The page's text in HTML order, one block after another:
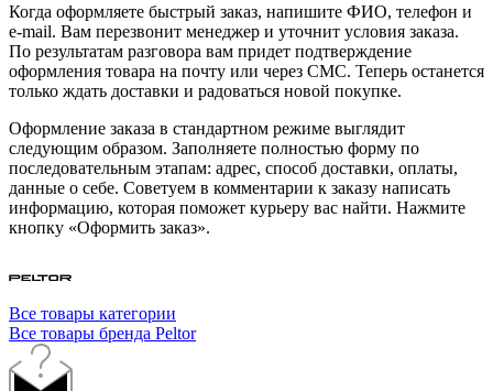
Когда оформляете быстрый заказ, напишите ФИО, телефон и
e-mail. Вам перезвонит менеджер и уточнит условия заказа.
По результатам разговора вам придет подтверждение
оформления товара на почту или через СМС. Теперь останется
только ждать доставки и радоваться новой покупке.
Оформление заказа в стандартном режиме выглядит
следующим образом. Заполняете полностью форму по
последовательным этапам: адрес, способ доставки, оплаты,
данные о себе. Советуем в комментарии к заказу написать
информацию, которая поможет курьеру вас найти. Нажмите
кнопку «Оформить заказ».
Все товары категории
Все товары бренда Peltor